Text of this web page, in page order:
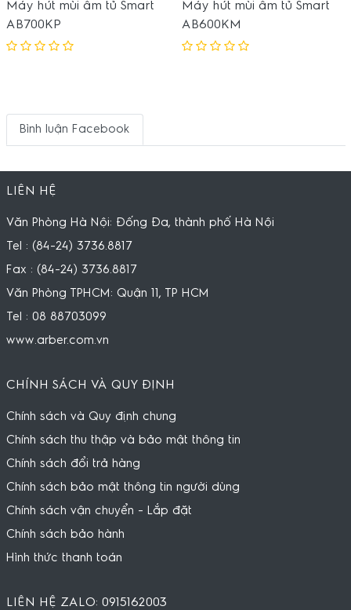
Máy hút mùi âm tủ Smart
AB700KP
Máy hút mùi âm tủ Smart
AB600KM
Bình luận Facebook
LIÊN HỆ
Văn Phòng Hà Nội: Đống Đa, thành phố Hà Nội
Tel : (84-24) 3736.8817
Fax : (84-24) 3736.8817
Văn Phòng TPHCM: Quận 11, TP HCM
Tel : 08 88703099
www.arber.com.vn
CHÍNH SÁCH VÀ QUY ĐỊNH
Chính sách và Quy định chung
Chính sách thu thập và bảo mật thông tin
Chính sách đổi trả hàng
Chính sách bảo mật thông tin người dùng
Chính sách vận chuyển - Lắp đặt
Chính sách bảo hành
Hình thức thanh toán
LIÊN HỆ ZALO: 0915162003